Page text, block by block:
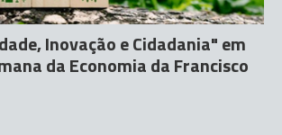
Inovação e Cidadania" em
da Economia da Francisco